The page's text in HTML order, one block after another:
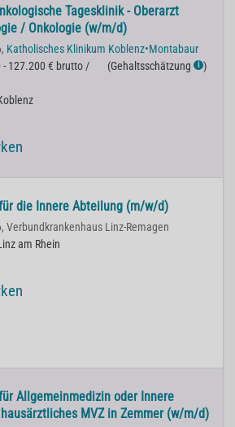
Tagesklinik - Oberarzt
/ Onkologie (w/m/d)
Katholisches Klinikum Koblenz•Montabaur
- 127.200 € brutto /
(Gehaltsschätzung ℹ )
die Innere Abteilung (m/w/d)
Verbundkrankenhaus Linz-Remagen
am Rhein
Allgemeinmedizin oder Innere
MVZ in Zemmer (w/m/d)